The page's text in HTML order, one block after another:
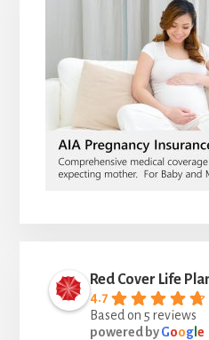
Red Cover Life
4.7
Based on 5 reviews
powered byGoogl e